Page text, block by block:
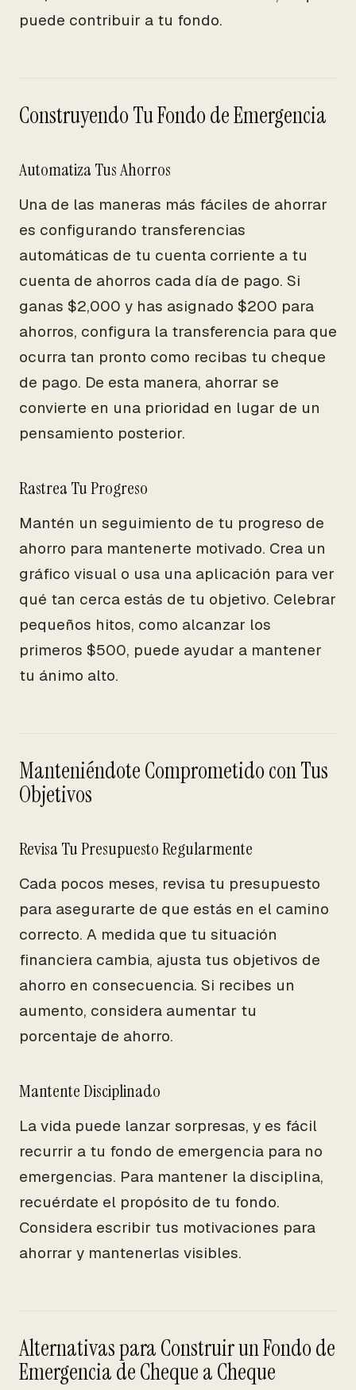
puede contribuir a tu fondo.
Construyendo Tu Fondo de Emergencia
Automatiza Tus Ahorros
Una de las maneras más fáciles de ahorrar
es configurando transferencias
automáticas de tu cuenta corriente a tu
cuenta de ahorros cada día de pago. Si
ganas $2,000 y has asignado $200 para
ahorros, configura la transferencia para que
ocurra tan pronto como recibas tu cheque
de pago. De esta manera, ahorrar se
convierte en una prioridad en lugar de un
pensamiento posterior.
Rastrea Tu Progreso
Mantén un seguimiento de tu progreso de
ahorro para mantenerte motivado. Crea un
gráfico visual o usa una aplicación para ver
qué tan cerca estás de tu objetivo. Celebrar
pequeños hitos, como alcanzar los
primeros $500, puede ayudar a mantener
tu ánimo alto.
Manteniéndote Comprometido con Tus
Objetivos
Revisa Tu Presupuesto Regularmente
Cada pocos meses, revisa tu presupuesto
para asegurarte de que estás en el camino
correcto. A medida que tu situación
financiera cambia, ajusta tus objetivos de
ahorro en consecuencia. Si recibes un
aumento, considera aumentar tu
porcentaje de ahorro.
Mantente Disciplinado
La vida puede lanzar sorpresas, y es fácil
recurrir a tu fondo de emergencia para no
emergencias. Para mantener la disciplina,
recuérdate el propósito de tu fondo.
Considera escribir tus motivaciones para
ahorrar y mantenerlas visibles.
Alternativas para Construir un Fondo de
Emergencia de Cheque a Cheque